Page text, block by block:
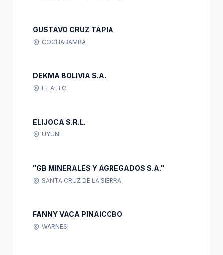
GUSTAVO CRUZ TAPIA
COCHABAMBA
DEKMA BOLIVIA S.A.
EL ALTO
ELIJOCA S.R.L.
UYUNI
"GB MINERALES Y AGREGADOS S.A."
SANTA CRUZ DE LA SIERRA
FANNY VACA PINAICOBO
WARNES